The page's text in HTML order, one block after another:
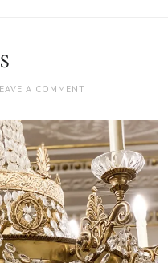
A COMMENT